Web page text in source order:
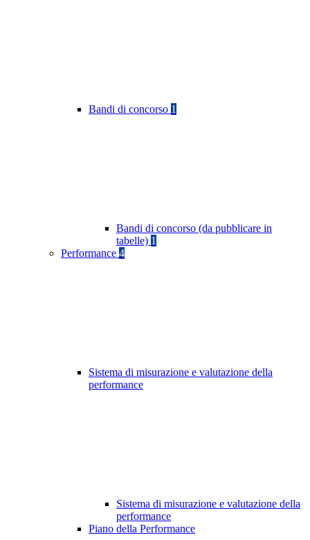
Bandi di concorso 1
Bandi di concorso (da pubblicare in
tabelle) 1
Performance 4
Sistema di misurazione e valutazione della
performance
Sistema di misurazione e valutazione della
performance
Piano della Performance